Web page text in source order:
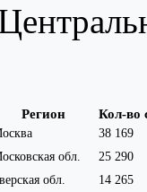
Регион Кол-во
38 169
обл.
25 290
обл.
14 265